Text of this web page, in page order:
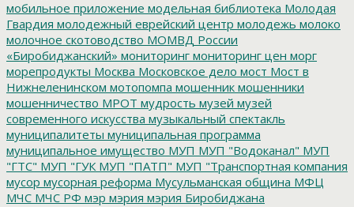
мобильное приложение модельная библиотека Молодая
Гвардия молодежный еврейский центр молодежь молоко
молочное скотоводство МОМВД России
«Биробиджанский» мониторинг мониторинг цен морг
морепродукты Москва Московское дело мост Мост в
Нижнеленинском мотопомпа мошенник мошенники
мошенничество МРОТ мудрость музей музей
современного искусства музыкальный спектакль
муниципалитеты муниципальная программа
муниципальное имущество МУП МУП "Водоканал" МУП
"ГТС" МУП "ГУК МУП "ПАТП" МУП "Транспортная компания
мусор мусорная реформа Мусульманская община МФЦ
МЧС МЧС РФ мэр мэрия мэрия Биробиджана